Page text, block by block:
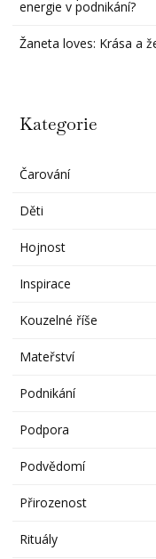
energie v podnikání?
Žaneta loves: Krása a
Kategorie
Čarování
Děti
Hojnost
Inspirace
Kouzelné říše
Mateřství
Podnikání
Podpora
Podvědomí
Přirozenost
Rituály